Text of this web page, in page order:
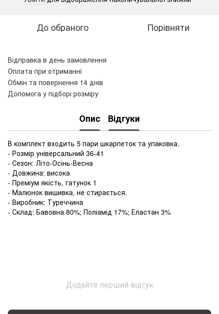
До обраного Порівняти
Відправка в день замовлення
Оплата при отриманні
Обмін та повернення 14 днів
Допомога у підборі розміру
Опис Відгуки
В комплект входить 5 пари шкарпеток та упаковка.
- Розмір універсальний 36-41
- Сезон: Літо-Осінь-Весна
- Довжина: висока
- Преміум якість, гатунок 1
- Малюнок вишивка, не стирається.
- Виробник: Туреччина
- Склад: Бавовна 80%; Поліамід 17%; Еластан 3%
Додайте перший відгук